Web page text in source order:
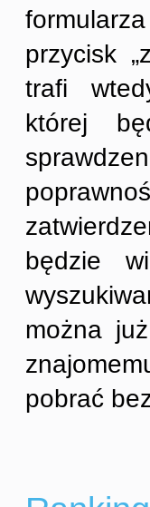
przycisk
trafi
której
będzie
można
pobrać